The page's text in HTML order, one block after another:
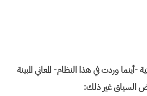
أينما وردت في هذا النظام- المعاني المبينة
السياق غير ذلك: